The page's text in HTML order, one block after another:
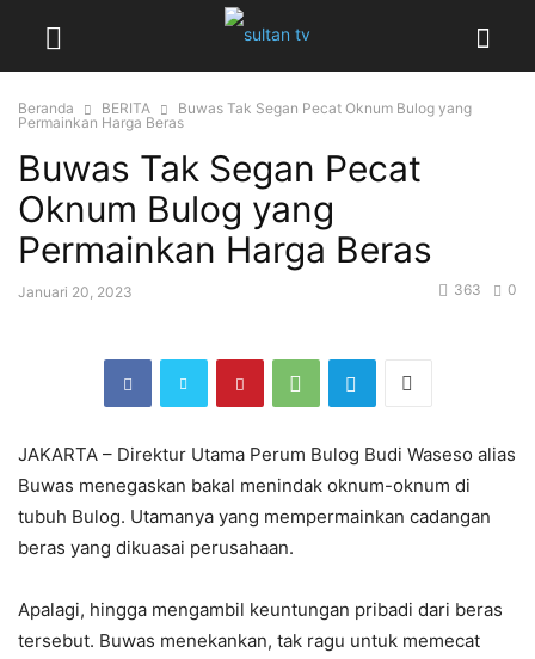
Beranda BERITA
Buwas Tak Segan Pecat Oknum Bulog yang
Permainkan Harga Beras
Buwas Tak Segan Pecat
Oknum Bulog yang
Permainkan Harga Beras
Januari 20, 2023 0
363
JAKARTA – Direktur Utama Perum Bulog Budi Waseso alias
Buwas menegaskan bakal menindak oknum-oknum di
tubuh Bulog. Utamanya yang mempermainkan cadangan
beras yang dikuasai perusahaan.
Apalagi, hingga mengambil keuntungan pribadi dari beras
tersebut. Buwas menekankan, tak ragu untuk memecat